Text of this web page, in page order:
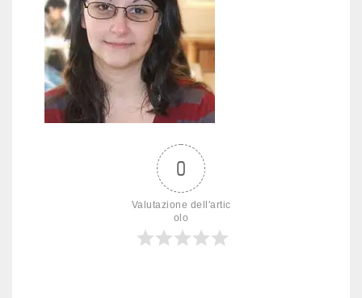
0
Valutazione dell'artic
olo